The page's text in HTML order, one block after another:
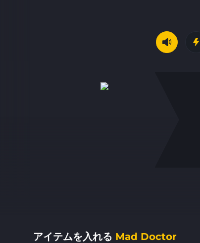
アイテムを入れる Mad Doctor